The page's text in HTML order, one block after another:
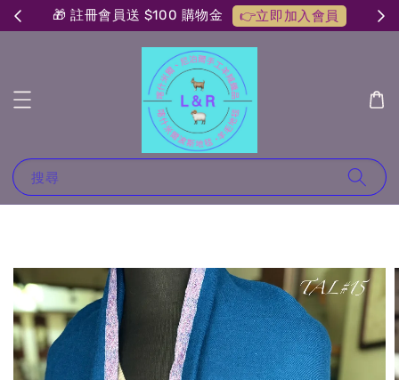
🎁 註冊會員送 $100 購物金 👉立即加入會員
搜尋